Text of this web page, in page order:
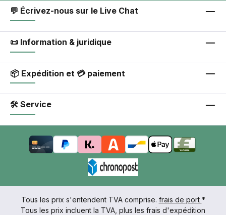
💬 Écrivez-nous sur le Live Chat
📜 Information & juridique
📦 Expédition et 💳 paiement
🛠 Service
Tous les prix s'entendent TVA comprise. frais de port *
Tous les prix incluent la TVA, plus les frais d'expédition